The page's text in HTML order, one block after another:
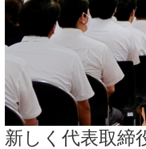
新しく代表取